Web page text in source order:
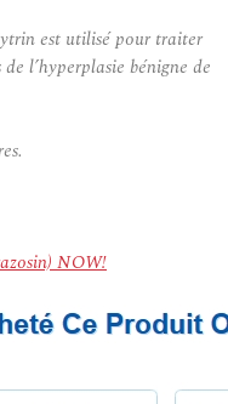
est utilisé pour traiter
l’hyperplasie bénigne de
NOW!